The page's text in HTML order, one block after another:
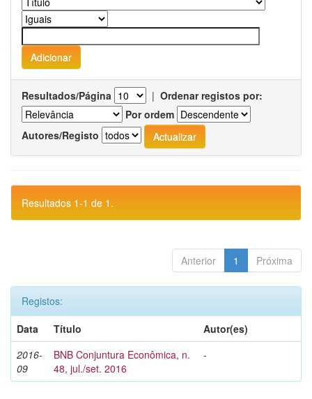
Resultados/Página | Ordenar registos por:
Por ordem
Autores/Registo
Resultados 1-1 de 1.
Anterior 1 Próxima
Registos:
Data
Título
Autor(es)
2016-
09
BNB Conjuntura Econômica, n.
48, jul./set. 2016
-